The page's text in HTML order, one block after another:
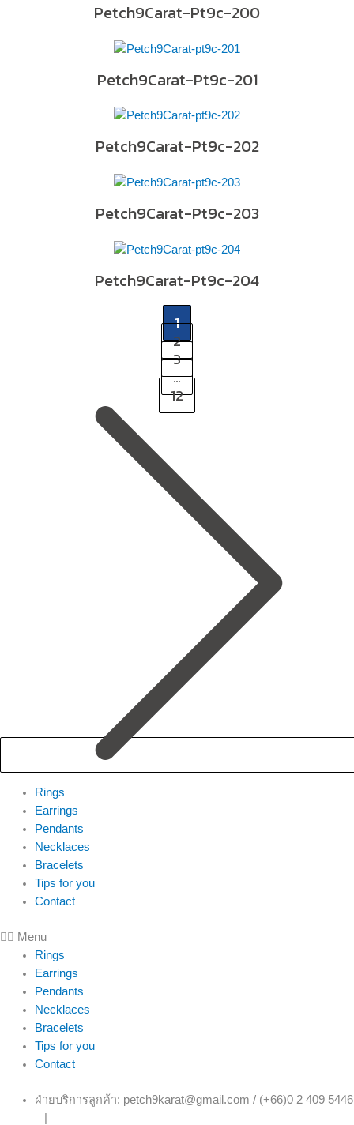
Petch9Carat-Pt9c-200
Petch9Carat-Pt9c-201
Petch9Carat-Pt9c-202
Petch9Carat-Pt9c-203
Petch9Carat-Pt9c-204
1
2
3
…
12
Rings
Earrings
Pendants
Necklaces
Bracelets
Tips for you
Contact
Menu
Rings
Earrings
Pendants
Necklaces
Bracelets
Tips for you
Contact
ฝ่ายบริการลูกค้า: petch9karat@gmail.com / (+66)0 2 409 5446
|